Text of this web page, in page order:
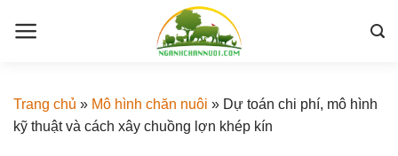
Trang chủ » Mô hình chăn nuôi » Dự toán chi phí, mô hình
kỹ thuật và cách xây chuồng lợn khép kín